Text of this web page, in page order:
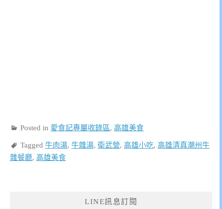
Posted in 愛食記專屬收錄區, 高雄美食
Tagged 牛肉湯, 牛雜湯, 衛武營, 高雄小吃, 高雄清真潮州牛
雜餐廳, 高雄美食
LINE訊息訂閱